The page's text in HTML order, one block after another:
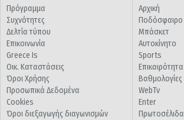
Πρόγραμμα
Συχνότητες
Δελτία τύπου
Επικοινωνία
Greece Is
Οικ. Καταστάσεις
Όροι Χρήσης
Προσωπικά Δεδομένα
Cookies
Όροι διεξαγωγής διαγωνισμών
Αρχική
Ποδόσφαιρο
Μπάσκετ
Αυτοκίνητο
Sports
Επικαιρότητα
Βαθμολογίες
WebTv
Enter
Πρωτοσέλιδα